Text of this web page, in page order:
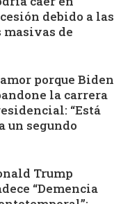
debido a las
de
porque Biden
la carrera
“Está
un segundo
Trump
“Demencia